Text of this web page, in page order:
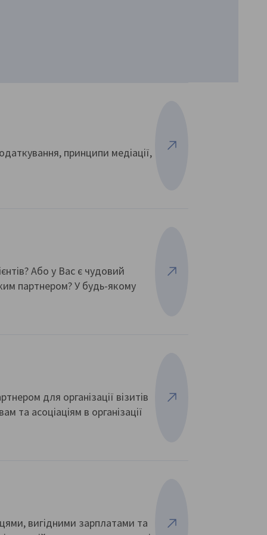
принципи медіації,
Переглянути більше
Або у Вас є чудовий
партнером? У будь-якому
Переглянути більше
для організації візитів
та асоціаціям в організації
Переглянути більше
вигідними зарплатами та
Переглянути більше